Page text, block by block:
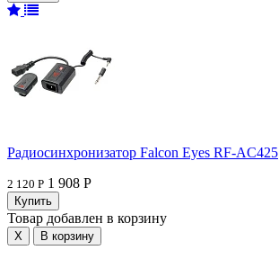
Радиосинхронизатор Falcon Eyes RF-AC425
2 120 Р 1 908 Р
Товар добавлен в корзину